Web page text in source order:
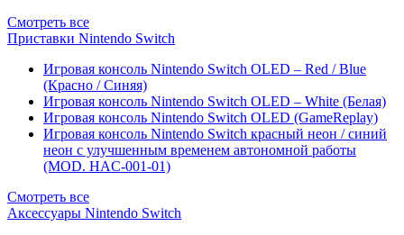
Смотреть все
Приставки Nintendo Switch
Игровая консоль Nintendo Switch OLED – Red / Blue
(Красно / Синяя)
Игровая консоль Nintendo Switch OLED – White (Белая)
Игровая консоль Nintendo Switch OLED (GameReplay)
Игровая консоль Nintendo Switch красный неон / синий
неон с улучшенным временем автономной работы
(MOD. HAC-001-01)
Смотреть все
Аксессуары Nintendo Switch